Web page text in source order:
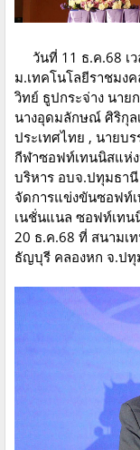
วันที่ 11 ธ.ค.68 เ
ม.เทคโนโลยีราชม
วิทย์ ธูปกระจ่าง นา
นางอุดมลักษณ์ ศิริกุล
ประเทศไทย , นายบ
กีฬาซอฟท์เทนนิสแห่
บริหาร อบจ.ปทุมธา
จัดการแข่งขันซอฟท์
เนชั่นแนล ซอฟท์เทน
20 ธ.ค.68 ที่ สนามเ
ธัญบุรี คลองหก จ.ปทุ